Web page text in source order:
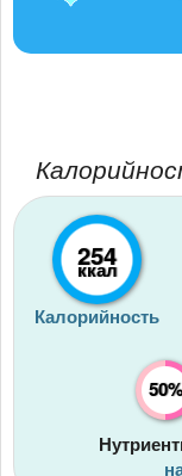
254
ккал
Калорийность
50%